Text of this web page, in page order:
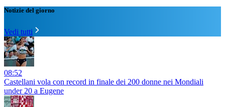
Notizie del giorno
Vedi tutti
08:52
Castellani vola con record in finale dei 200 donne nei Mondiali
under 20 a Eugene